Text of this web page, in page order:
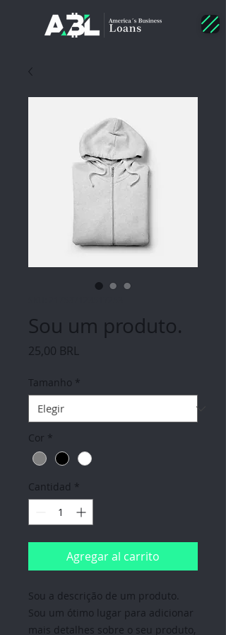
Sou um produto.
25,00 BRL
Tamanho *
Cor *
Cantidad *
Agregar al carrito
Sou a descrição de um produto.
Sou um ótimo lugar para adicionar
mais detalhes sobre o seu produto,